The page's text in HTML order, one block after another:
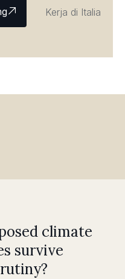
Kerja di Italia
climate
survive